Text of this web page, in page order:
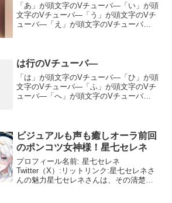
「あ」が頭文字のVチューバ―「い」が頭
文字のVチューバ―「う」が頭文字のVチ
ューバ―「え」が頭文字のVチューバ
は行のVチューバ―
「は」が頭文字のVチューバ―「ひ」が頭
文字のVチューバ―「ふ」が頭文字のVチ
ューバ―「へ」が頭文字のVチューバ
ビジュアルも声も癒しオーラ前回
のポンコツ女神様！星七セレネ
プロフィール名前: 星七セレネ
Twitter（X）:リットリンク:星七セレネさ
んの魅力星七セレネさんは、その清楚で